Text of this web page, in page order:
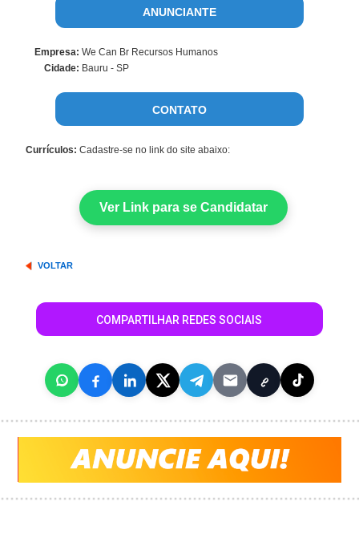
ANUNCIANTE
Empresa: We Can Br Recursos Humanos
Cidade: Bauru - SP
CONTATO
Currículos: Cadastre-se no link do site abaixo:
Ver Link para se Candidatar
VOLTAR
COMPARTILHAR REDES SOCIAIS